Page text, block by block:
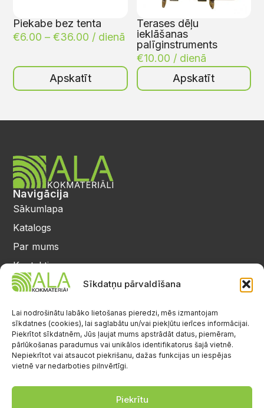
Sīkdatņu pārvaldīšana
Lai nodrošinātu labāko lietošanas pieredzi, mēs izmantojam
sīkdatnes (cookies), lai saglabātu un/vai piekļūtu ierīces informācijai.
Piekrītot sīkdatnēm, Jūs ļaujat mums apstrādāt datus, piemēram,
pārlūkošanas paradumus vai unikālos identifikatorus šajā vietnē.
Nepiekrītot vai atsaucot piekrišanu, dažas funkcijas un iespējas
vietnē var nedarboties pilnvērtīgi.
Piekrītu
Piekabe bez tenta
€6.00 – €36.00 / dienā
Apskatīt
Terases dēļu
ieklāšanas
palīginstruments
€10.00 / dienā
Apskatīt
Navigācija
Sākumlapa
Katalogs
Par mums
Kontakti
Privātuma politika
25 64 17 98
info@alalignea.lv
Daugavas iela 28, Mārupe
Facebook